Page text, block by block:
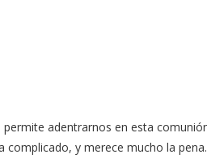
adentrarnos en esta
complicado, y merece mucho la pena.